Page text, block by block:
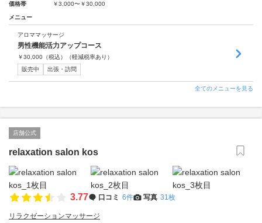
価格帯
￥3,000〜￥30,000
メニュー
アロママッサージ
男性機能活力アップコース
￥30,000 （税込）
（軽減税率あり）
販売中
出張・訪問
全てのメニューを見る
店舗公式
relaxation salon kos
3.77 口コミ 6件 写真 31枚
リラクゼーションマッサージ